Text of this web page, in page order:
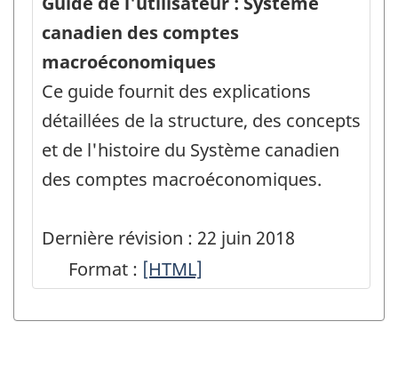
canadien des comptes
macroéconomiques
Ce guide fournit des explications
détaillées de la structure, des concepts
et de l'histoire du Système canadien
des comptes macroéconomiques.
Dernière révision : 22 juin 2018
Format : Guide
l'utilisateur
[HTML]